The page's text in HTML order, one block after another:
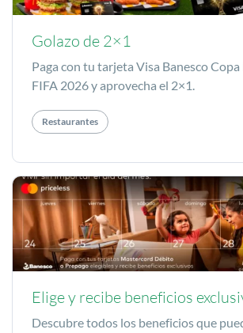
Golazo de 2×1
Paga con tu tarjeta Visa Banesco
FIFA 2026 y aprovecha el 2×1.
Restaurantes
Elige y recibe beneficios
Descubre todos los beneficios que